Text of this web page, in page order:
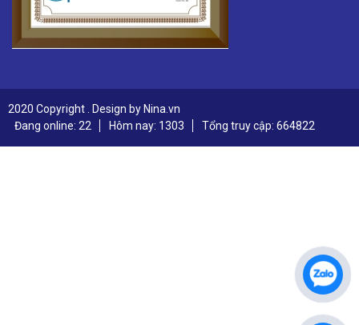
2020 Copyright . Design by Nina.vn
Đang online: 22
Hôm nay: 1303 Tổng truy cập: 664822